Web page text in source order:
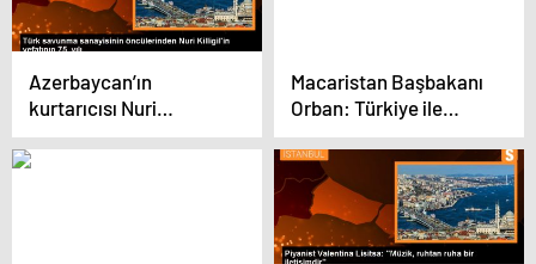
Azerbaycan’ın
kurtarıcısı Nuri
Paşa’nın vefatının
üzerinden 75 yıl geçti
Macaristan Başbakanı
Orban: Türkiye ile
ilişkilerimiz çok köklü